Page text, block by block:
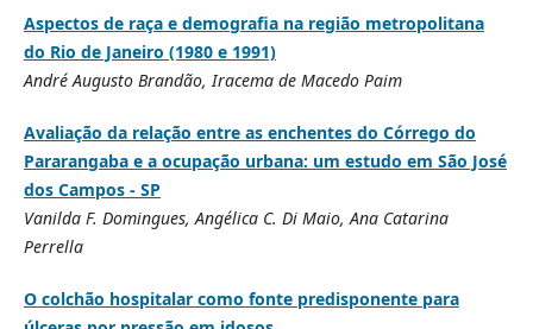
Aspectos de raça e demografia na região metropolitana
do Rio de Janeiro (1980 e 1991)
André Augusto Brandão, Iracema de Macedo Paim
Avaliação da relação entre as enchentes do Córrego do
Pararangaba e a ocupação urbana: um estudo em São José
dos Campos - SP
Vanilda F. Domingues, Angélica C. Di Maio, Ana Catarina
Perrella
O colchão hospitalar como fonte predisponente para